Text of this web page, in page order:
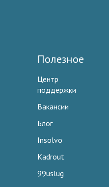
Полезное
Центр
поддержки
Вакансии
Блог
Insolvo
Kadrout
99uslug